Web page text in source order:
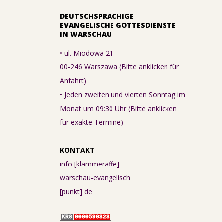
DEUTSCHSPRACHIGE
EVANGELISCHE GOTTESDIENSTE
IN WARSCHAU
• ul. Miodowa 21
00-246 Warszawa (Bitte anklicken für
Anfahrt)
• Jeden zweiten und vierten Sonntag im
Monat um 09:30 Uhr (Bitte anklicken
für exakte Termine)
KONTAKT
info [klammeraffe]
warschau-evangelisch
[punkt] de